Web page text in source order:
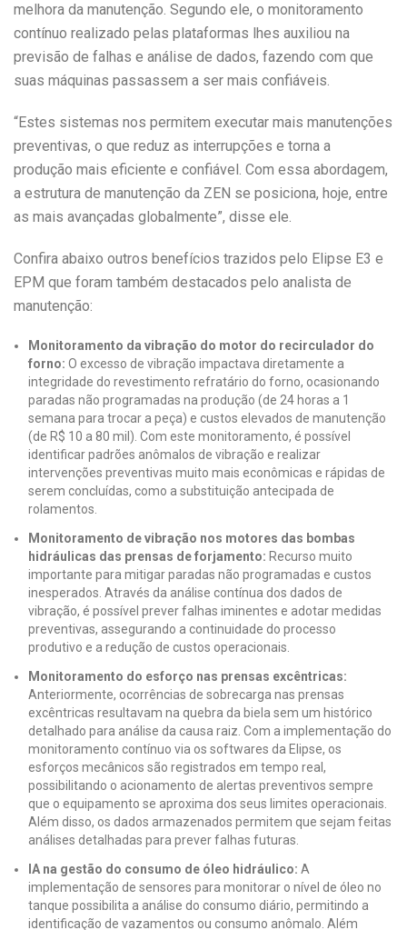
melhora da manutenção. Segundo ele, o monitoramento
contínuo realizado pelas plataformas lhes auxiliou na
previsão de falhas e análise de dados, fazendo com que
suas máquinas passassem a ser mais confiáveis.
“Estes sistemas nos permitem executar mais manutenções
preventivas, o que reduz as interrupções e torna a
produção mais eficiente e confiável. Com essa abordagem,
a estrutura de manutenção da ZEN se posiciona, hoje, entre
as mais avançadas globalmente”, disse ele.
Confira abaixo outros benefícios trazidos pelo Elipse E3 e
EPM que foram também destacados pelo analista de
manutenção:
Monitoramento da vibração do motor do recirculador do
forno: O excesso de vibração impactava diretamente a
integridade do revestimento refratário do forno, ocasionando
paradas não programadas na produção (de 24 horas a 1
semana para trocar a peça) e custos elevados de manutenção
(de R$ 10 a 80 mil). Com este monitoramento, é possível
identificar padrões anômalos de vibração e realizar
intervenções preventivas muito mais econômicas e rápidas de
serem concluídas, como a substituição antecipada de
rolamentos.
Monitoramento de vibração nos motores das bombas
hidráulicas das prensas de forjamento: Recurso muito
importante para mitigar paradas não programadas e custos
inesperados. Através da análise contínua dos dados de
vibração, é possível prever falhas iminentes e adotar medidas
preventivas, assegurando a continuidade do processo
produtivo e a redução de custos operacionais.
Monitoramento do esforço nas prensas excêntricas:
Anteriormente, ocorrências de sobrecarga nas prensas
excêntricas resultavam na quebra da biela sem um histórico
detalhado para análise da causa raiz. Com a implementação do
monitoramento contínuo via os softwares da Elipse, os
esforços mecânicos são registrados em tempo real,
possibilitando o acionamento de alertas preventivos sempre
que o equipamento se aproxima dos seus limites operacionais.
Além disso, os dados armazenados permitem que sejam feitas
análises detalhadas para prever falhas futuras.
IA na gestão do consumo de óleo hidráulico: A
implementação de sensores para monitorar o nível de óleo no
tanque possibilita a análise do consumo diário, permitindo a
identificação de vazamentos ou consumo anômalo. Além